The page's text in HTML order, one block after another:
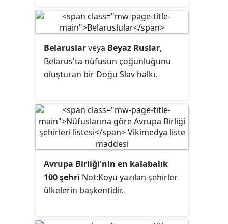
Belaruslarveya Beyaz Ruslar,
Belarus'ta nüfusun çoğunluğunu
oluşturan bir Doğu Slav halkı.
Avrupa Birliği'nin en kalabalık
100 şehri Not:Koyu yazılan şehirler
ülkelerin başkentidir.